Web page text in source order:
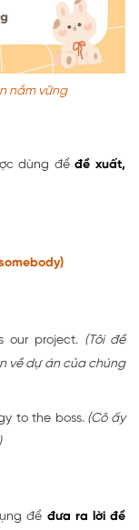
nắm vững
dùng đểđề xuất,
our project. (Tôi đề
về dự án của chúng
to the boss.(Cô ấy
để đưa ra lời đề